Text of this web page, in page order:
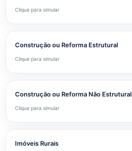
Clique para simular
Construção ou Reforma Estrutural
Clique para simular
Construção ou Reforma Não Estrutural
Clique para simular
Imóveis Rurais